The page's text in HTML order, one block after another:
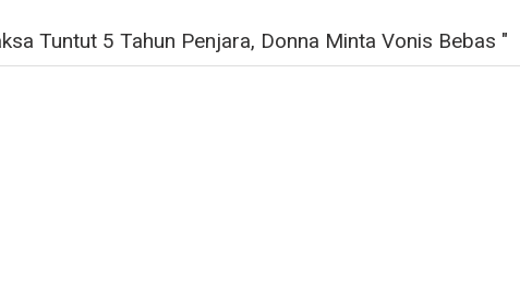
Tuntut 5 Tahun Penjara, Donna Minta Vonis Bebas "